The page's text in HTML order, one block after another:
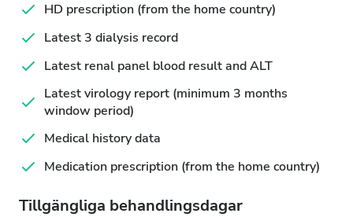
HD prescription (from the home country)
Latest 3 dialysis record
Latest renal panel blood result and ALT
Latest virology report (minimum 3 months
window period)
Medical history data
Medication prescription (from the home country)
Tillgängliga behandlingsdagar